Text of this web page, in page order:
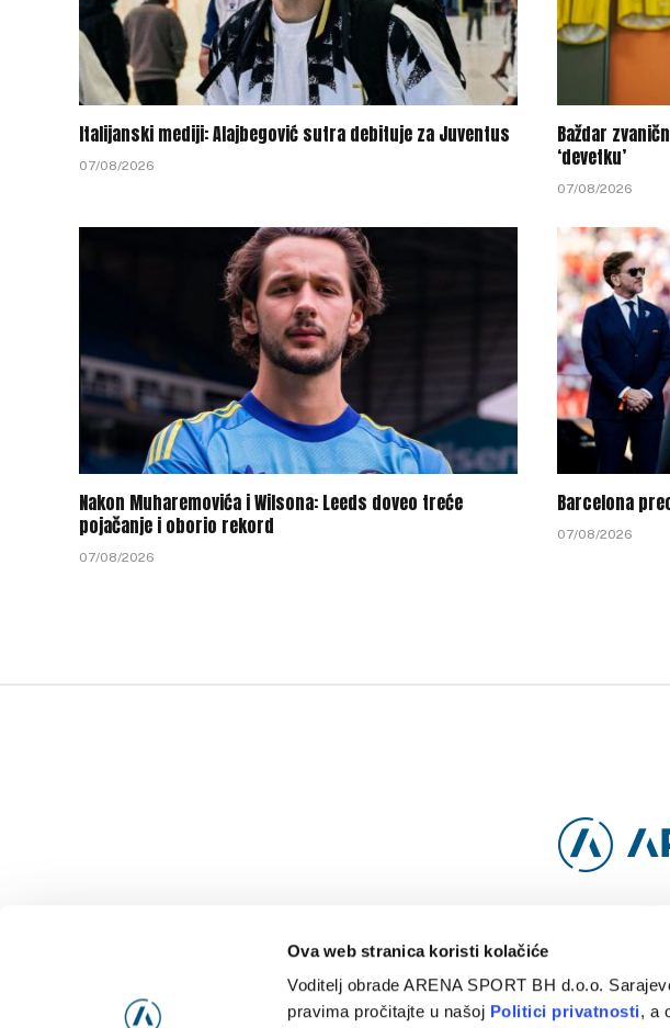
Ova web stranica koristi kolačiće
Voditelj obrade ARENA SPORT BH d.o.o.
pravima pročitajte u našoj Politici privatnosti, a
Italijanski mediji: Alajbegović sutra debituje za Juventus
07/08/2026
Baždar
‘devetku’
07/08/2026
Nakon Muharemovića i Wilsona: Leeds doveo treće
pojačanje i oborio rekord
07/08/2026
Barcelona
07/08/2026
NAJNOVIJE